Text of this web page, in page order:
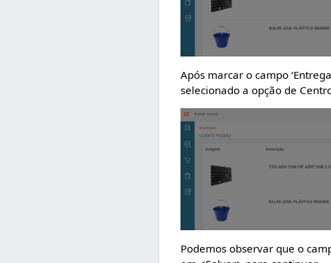
Após marcar o campo
selecionado a opção de
Podemos observar que o